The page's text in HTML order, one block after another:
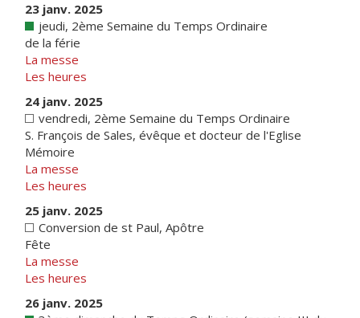
23 janv. 2025
jeudi, 2ème Semaine du Temps Ordinaire
de la férie
La messe
Les heures
24 janv. 2025
vendredi, 2ème Semaine du Temps Ordinaire
S. François de Sales, évêque et docteur de l'Eglise
Mémoire
La messe
Les heures
25 janv. 2025
Conversion de st Paul, Apôtre
Fête
La messe
Les heures
26 janv. 2025